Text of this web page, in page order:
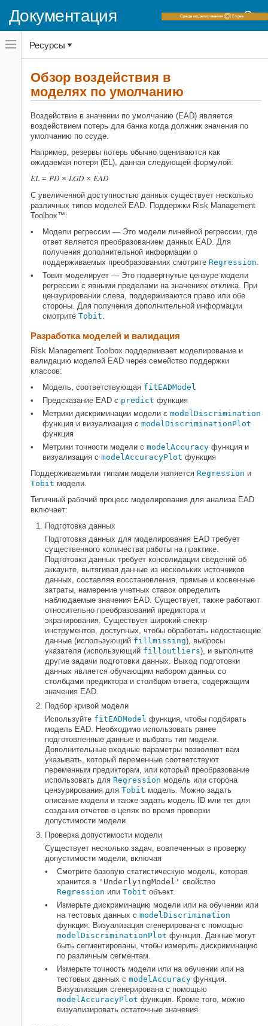
Документация
Переключатель
навигационного
меню
переключатель
навигационного
Risk Management Toolbox
Воздействие в моделях по умолчанию
Обзор воздействия в моделях по
умолчанию
НА ЭТОЙ СТРАНИЦЕ
Разработка моделей и валидация
Ссылки
Смотрите также
Связанные примеры
Больше о
Ресурсы
Обзор воздействия в
моделях по умолчанию
Воздействие в значении по умолчанию (EAD) является
воздействием потерь для банка когда должник значения по
умолчанию по ссуде.
Например, резервы потерь обычно оцениваются как
ожидаемая потеря (EL), данная следующей формулой:
EL = PD × LGD × EAD
С увеличенной доступностью данных существует несколько
различных типов моделей EAD. Поддержки Risk Management
Toolbox™:
Модели регрессии — Это модели линейной регрессии, где
ответ является преобразованием данных EAD. Для
получения дополнительной информации о
поддерживаемых преобразованиях смотрите Regression.
Товит моделирует — Это подвергнутые цензуре модели
регрессии с явными пределами на значениях отклика. При
цензурировании слева, поддерживаются право или обе
стороны. Для получения дополнительной информации
смотрите Tobit.
Разработка моделей и валидация
Risk Management Toolbox поддерживает моделирование и
валидацию моделей EAD через семейство поддержки
классов:
Модель, соответствующая fitEADModel
Предсказание EAD с predict функция
Метрики дискриминации модели с modelDiscrimination
функция и визуализация с modelDiscriminationPlot
функция
Метрики точности модели с modelAccuracy функция и
визуализация с modelAccuracyPlot функция
Поддерживаемыми типами модели является Regression и
Tobit модели.
Типичный рабочий процесс моделирования для анализа EAD
включает:
Подготовка данных
Подготовка данных для моделирования EAD требует
существенного количества работы на практике.
Подготовка данных требует консолидации сведений об
аккаунте, вытягивая данные из нескольких источников
данных, составляя восстановления, прямые и косвенные
затраты, намерение учетных ставок определить
наблюдаемые значения EAD. Существует, также работают
относительно преобразований предиктора и
экранирования. Существует широкий спектр
инструментов, доступных, чтобы обработать недостающие
данные (использующий fillmissing), выбросы
указателя (использующий filloutliers), и выполните
другие задачи подготовки данных. Выход подготовки
данных является обучающим набором данных со
столбцами предиктора и столбцом ответа, содержащим
значения EAD.
Подбор кривой модели
Используйте fitEADModel функция, чтобы подбирать
модель EAD. Необходимо использовать ранее
подготовленные данные и выбрать тип модели.
Дополнительные входные параметры позволяют вам
указывать, который переменные соответствуют
переменным предикторам, или который преобразование
использовать для Regression модель или сторона
цензурирования для Tobit модель. Можно задать
описание модели и также задать модель ID или тег для
создания отчетов о целях во время проверки
допустимости модели.
Проверка допустимости модели
Существует несколько задач, вовлеченных в проверку
допустимости модели, включая
Смотрите базовую статистическую модель, которая
хранится в 'UnderlyingModel' свойство
Regression или Tobit объект.
Измерьте дискриминацию модели или на обучении или
на тестовых данных с modelDiscrimination
функция. Визуализация сгенерирована с помощью
modelDiscriminationPlot функция. Данные могут
быть сегментированы, чтобы измерить дискриминацию
по различным сегментам.
Измерьте точность модели или на обучении или на
тестовых данных с modelAccuracy функция.
Визуализация сгенерирована с помощью
modelAccuracyPlot функция. Кроме того, можно
визуализировать остаточные значения.